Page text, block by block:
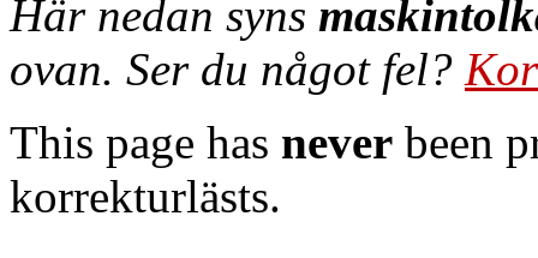
Här nedan syns
ovan. Ser du något fel?
This page has never been
korrekturlästs.